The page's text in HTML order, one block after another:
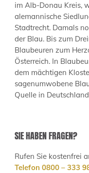
im Alb-Donau Kreis,
alemannische
Stadtrecht. Damals
der Blau. Bis zum
Blaubeuren zum
Österreich. In
dem mächtigen
sagenumwobene
Quelle in
SIE HABEN FRAGEN?
Rufen Sie kostenfrei
Telefon 0800 – 333